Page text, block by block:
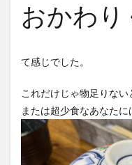
おかわり
て感じでした。
これだけじゃ物足りない
または超少食なあなたに